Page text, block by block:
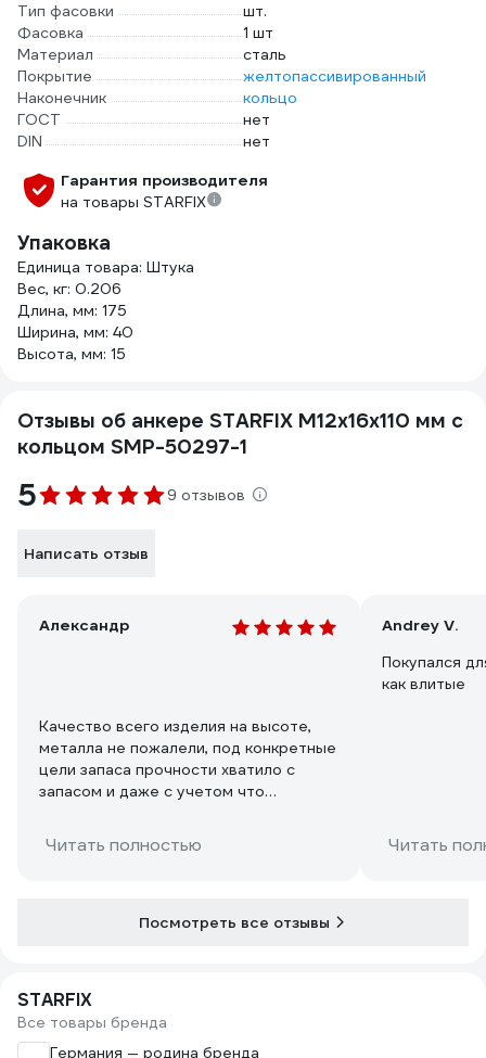
Тип фасовки
шт.
Фасовка
1 шт
Материал
сталь
Покрытие
желтопассивированный
Наконечник
кольцо
ГОСТ
нет
DIN
нет
Гарантия производителя
на товары STARFIX
Упаковка
Единица товара: Штука
Вес, кг: 0.206
Длина, мм: 175
Ширина, мм: 40
Высота, мм: 15
Отзывы об анкере STARFIX М12x16x110 мм с
кольцом SMP-50297-1
5 9 отзывов
Написать отзыв
Александр
Качество всего изделия на высоте,
металла не пожалели, под конкретные
цели запаса прочности хватило с
запасом и даже с учетом что
Читать полностью
Andrey V.
Покупался
как влитые
Читать
Посмотреть все отзывы
STARFIX
Все товары бренда
Германия — родина бренда